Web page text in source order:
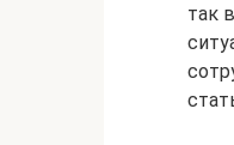
так